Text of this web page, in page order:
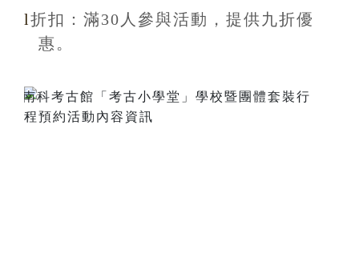
l折扣 ：滿30 人參與活動，提供九折優
惠 。